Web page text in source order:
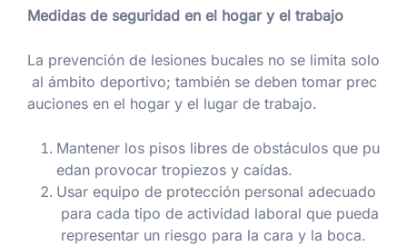
Medidas de seguridad en el hogar y el trabajo
La prevención de lesiones bucales no se limita solo
al ámbito deportivo; también se deben tomar prec
auciones en el hogar y el lugar de trabajo.
Mantener los pisos libres de obstáculos que pu
edan provocar tropiezos y caídas.
Usar equipo de protección personal adecuado
para cada tipo de actividad laboral que pueda
representar un riesgo para la cara y la boca.